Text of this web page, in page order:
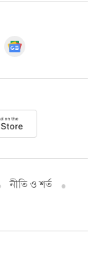
নীতি ও শর্ত